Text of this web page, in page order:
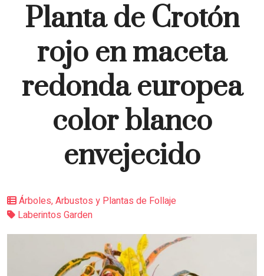
Planta de Crotón
rojo en maceta
redonda europea
color blanco
envejecido
Árboles, Arbustos y Plantas de Follaje
Laberintos Garden